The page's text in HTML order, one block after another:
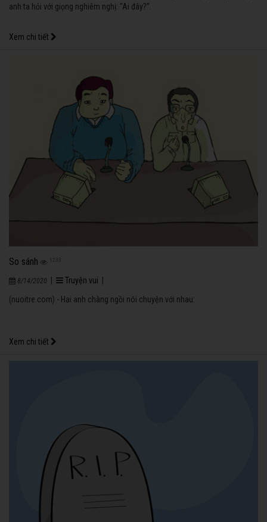
anh ta hỏi với giọng nghiêm nghị: “Ai đây?”.
Xem chi tiết
So sánh 1233
8/14/2020 Truyện vui
(nuoitre.com) - Hai anh chàng ngồi nói chuyện với nhau:
Xem chi tiết